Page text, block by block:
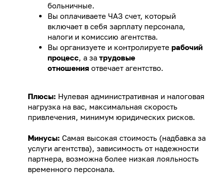
больничные.
Вы оплачиваете ЧАЗ счет, который
включает в себя зарплату персонала,
налоги и комиссию агентства.
Вы организуете и контролируете рабочий
процесс, а за трудовые
отношения отвечает агентство.
Плюсы: Нулевая административная и налоговая
нагрузка на вас, максимальная скорость
привлечения, минимум юридических рисков.
Минусы: Самая высокая стоимость (надбавка за
услуги агентства), зависимость от надежности
партнера, возможна более низкая лояльность
временного персонала.